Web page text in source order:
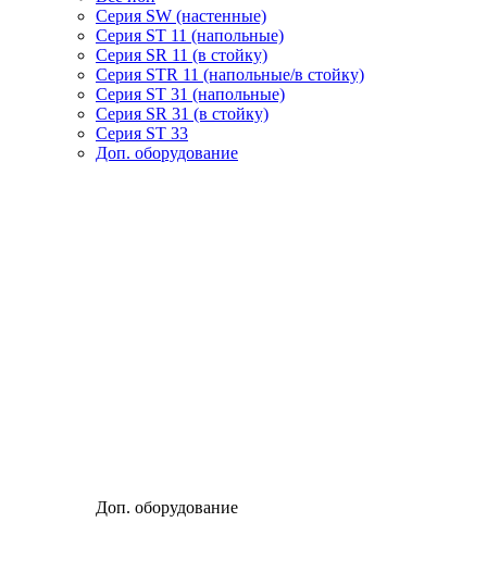
Серия SW (настенные)
Серия ST 11 (напольные)
Серия SR 11 (в стойку)
Серия STR 11 (напольные/в стойку)
Серия ST 31 (напольные)
Серия SR 31 (в стойку)
Серия ST 33
Доп. оборудование
Доп. оборудование